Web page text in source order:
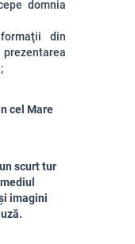
domnia
din
cel Mare
scurt tur
imagini